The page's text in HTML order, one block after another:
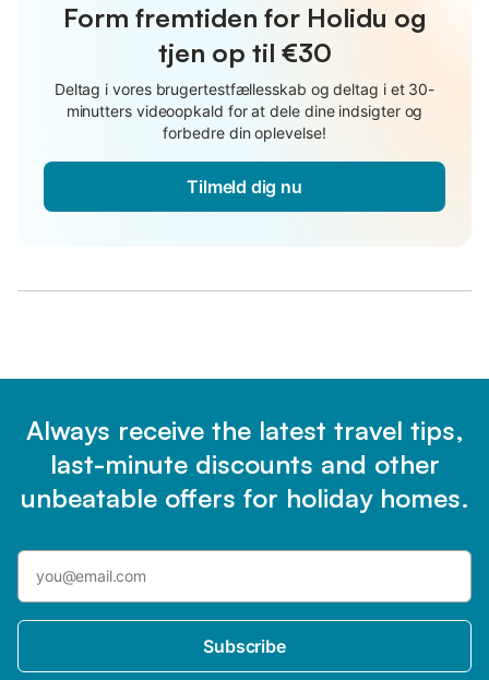
Form fremtiden for Holidu og
tjen op til €30
Deltag i vores brugertestfællesskab og deltag i et 30-
minutters videoopkald for at dele dine indsigter og
forbedre din oplevelse!
Tilmeld dig nu
Always receive the latest travel tips,
last-minute discounts and other
unbeatable offers for holiday homes.
Subscribe